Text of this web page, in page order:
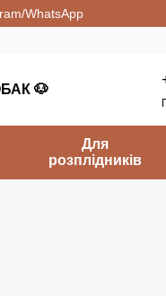
WhatsApp
🐶
Для
розплідників